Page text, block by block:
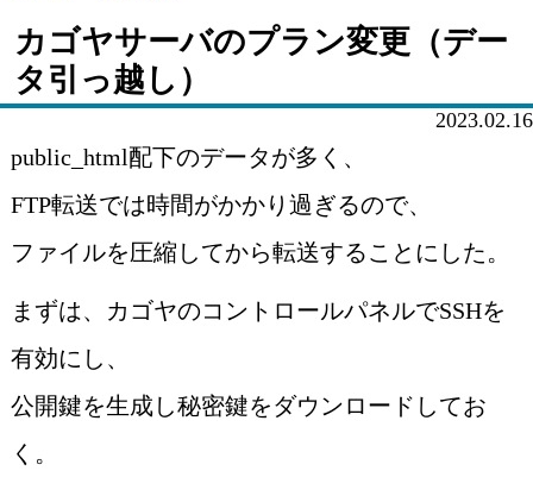
カゴヤサーバのプラン変更（デー
タ引っ越し）
2023.02.16
public_html配下のデータが多く、
FTP転送では時間がかかり過ぎるので、
ファイルを圧縮してから転送することにした。
まずは、カゴヤのコントロールパネルでSSHを
有効にし、
公開鍵を生成し秘密鍵をダウンロードしてお
く。